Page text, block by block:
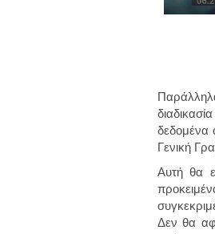
δεδομένα
Γενική
Αυτή θα
Δεν θα